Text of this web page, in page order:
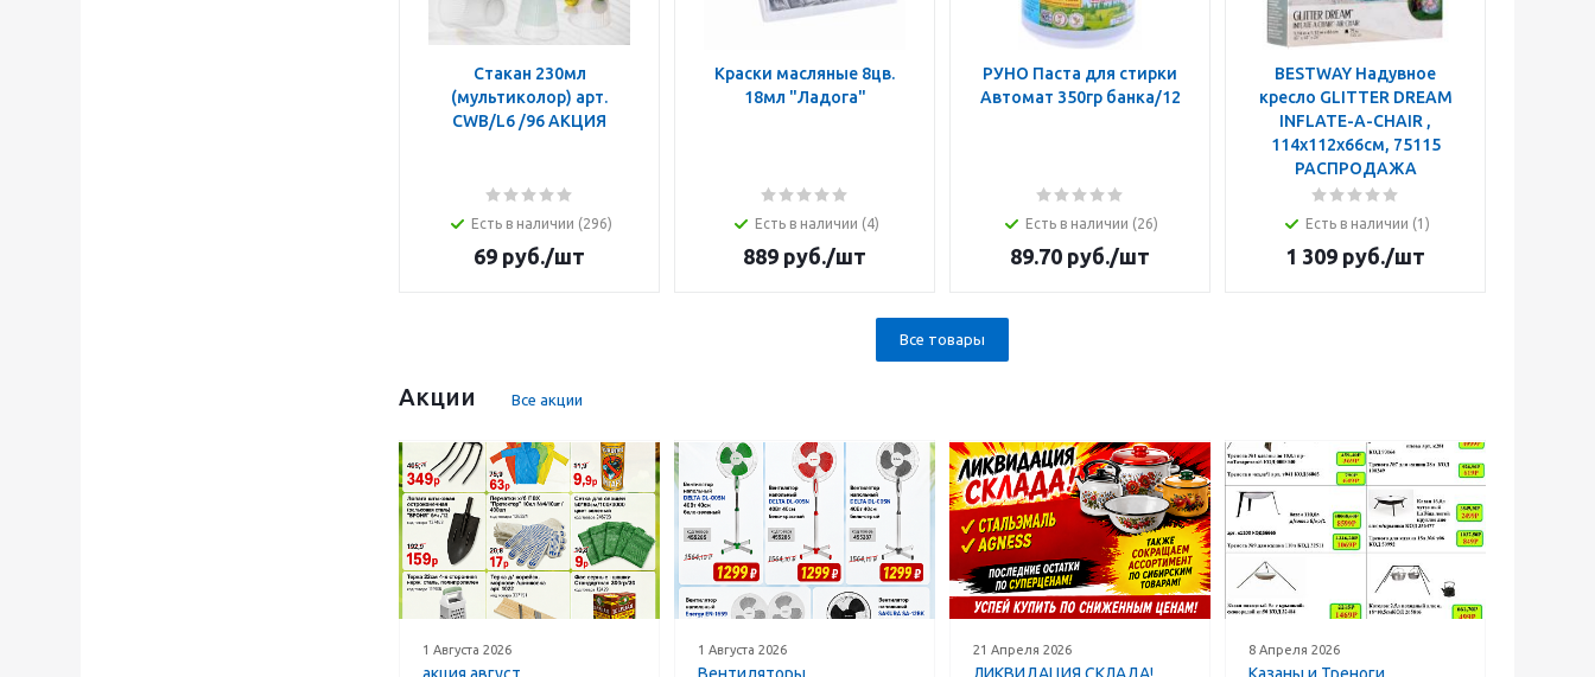
Стакан 230мл
(мультиколор) арт.
CWB/L6 /96 АКЦИЯ
Есть в наличии (296)
69 руб./шт
Краски масляные 8цв.
18мл "Ладога"
Есть в наличии (4)
889 руб./шт
РУНО Паста для стирки
Автомат 350гр банка/12
Есть в наличии (26)
89.70 руб./шт
BESTWAY Надувное
кресло GLITTER DREAM
INFLATE-A-CHAIR ,
114x112x66см, 75115
РАСПРОДАЖА
Есть в наличии (1)
1 309 руб./шт
Все товары
Акции Все акции
1 Августа 2026
акция август
1 Августа 2026
Вентиляторы
21 Апреля 2026
ЛИКВИДАЦИЯ СКЛАДА!
8 Апреля 2026
Казаны и Треноги